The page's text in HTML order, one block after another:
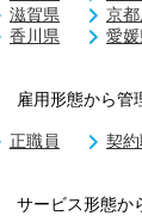
滋賀県
京
香川県
愛
雇用形態から管
正職員 契約
サービス形態か